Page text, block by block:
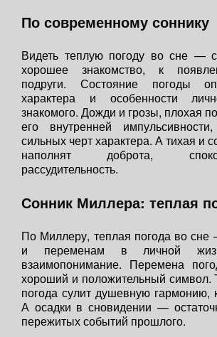
По современному соннику
Видеть теплую погоду во сне —
хорошее знакомство, к
подруги. Состояние погоды
характера и особенности
знакомого. Дожди и грозы, плохая
его внутренней
сильных черт характера. А тихая и
наполнят доброта,
рассудительность.
Сонник Миллера: теплая
По Миллеру, теплая погода во
и переменам в личной
взаимопонимание. Перемена
хороший и положительный символ.
погода сулит душевную гармонию,
А осадки в сновидении —
пережитых событий прошлого.